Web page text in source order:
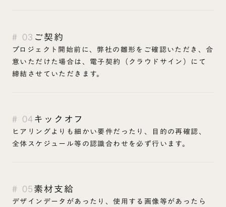
# 03ご契約
プロジェクト開始前に、弊社の雛形をご確認いただき、合
意いただけた場合は、電子契約（クラウドサイン）にて
締結させていただきます。
# 04キックオフ
ヒアリングよりも細かい要件だったり、目的の再確認、
全体スケジュール等の認識合わせを必ず行います。
# 05素材支給
デザインデータがあったり、使用する画像等があったら